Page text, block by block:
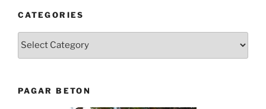
CATEGORIES
Categories
PAGAR BETON